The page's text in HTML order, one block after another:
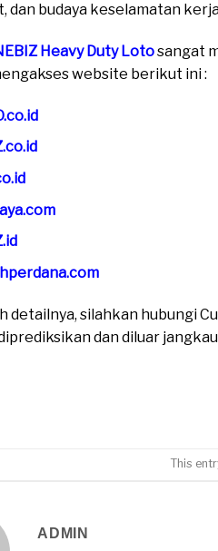
dan budaya keselamatan
Heavy Duty Lotosangat
website berikut ini :
detailnya, silahkan hubungi
dan diluar
This
ADMIN